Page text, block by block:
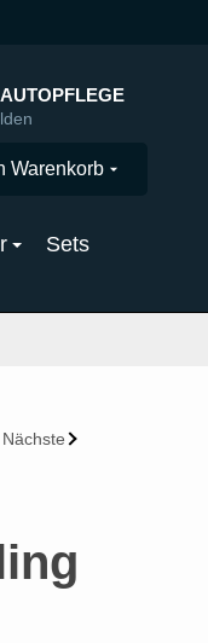
Warenkorb
Sets
Nächste